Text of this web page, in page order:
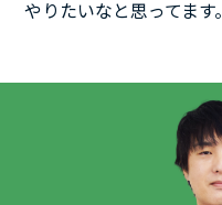
やりたいなと思ってます。